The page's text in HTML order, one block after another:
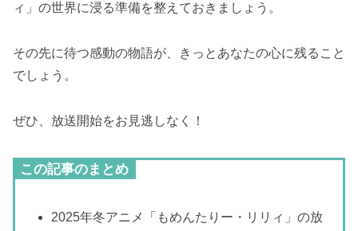
ィ」の世界に浸る準備を整えておきましょう。
その先に待つ感動の物語が、きっとあなたの心に残ること
でしょう。
ぜひ、放送開始をお見逃しなく！
この記事のまとめ
2025年冬アニメ「もめんたりー・リリィ」の放